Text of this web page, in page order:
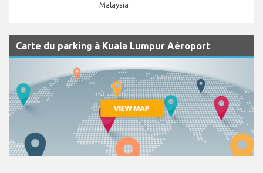
Malaysia
Carte du parking à Kuala Lumpur Aéroport